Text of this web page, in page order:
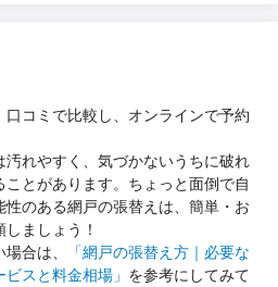
コミで比較し、オンラインで予約
れやすく、気づかないうちに破れ
とがあります。ちょっと面倒で自
のある網戸の張替えは、簡単・お
ましょう！
合は、
「網戸の張替え方｜必要な
スと料金相場」 を参考にしてみて